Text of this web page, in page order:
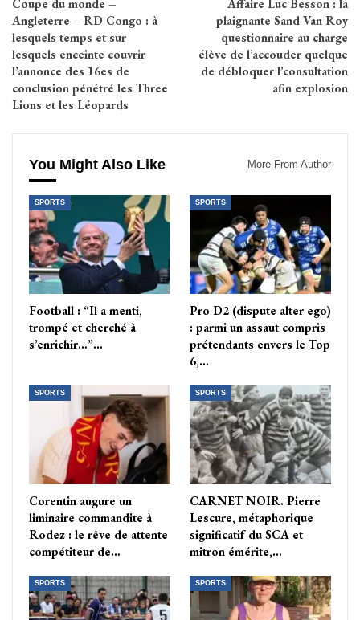
Coupe du monde –
Angleterre – RD Congo : à
lesquels temps et sur
lesquels enceinte couvrir
l’annonce des 16es de
conclusion pénétré les Three
Lions et les Léopards
Affaire Luc Besson : la
plaignante Sand Van Roy
questionnaire au charge
élève de l’accouder quelque
de débloquer l’consultation
afin explosion
You Might Also Like More From Author
SPORTS
Football : “Il a menti,
trompé et cherché à
s’enrichir…”…
SPORTS
Pro D2 (dispute alter ego)
: parmi un assaut compris
prétendants envers le Top
6,…
SPORTS
Corentin augure un
liminaire commandite à
Rodez : le rêve de attente
compétiteur de…
SPORTS
CARNET NOIR. Pierre
Lescure, métaphorique
significatif du SCA et
mitron émérite,…
SPORTS SPORTS